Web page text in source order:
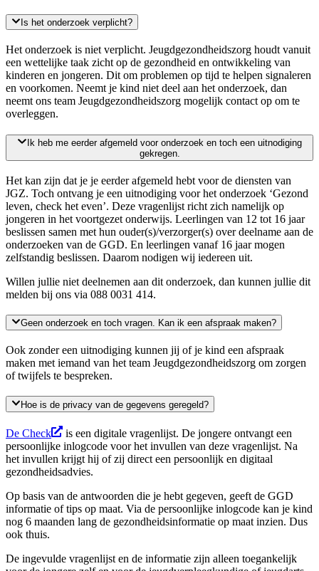
Is het onderzoek verplicht?
Het onderzoek is niet verplicht. Jeugdgezondheidszorg houdt vanuit
een wettelijke taak zicht op de gezondheid en ontwikkeling van
kinderen en jongeren. Dit om problemen op tijd te helpen signaleren
en voorkomen. Neemt je kind niet deel aan het onderzoek, dan
neemt ons team Jeugdgezondheidszorg mogelijk contact op om te
overleggen.
Ik heb me eerder afgemeld voor onderzoek en toch een uitnodiging
gekregen.
Het kan zijn dat je je eerder afgemeld hebt voor de diensten van
JGZ. Toch ontvang je een uitnodiging voor het onderzoek ‘Gezond
leven, check het even’. Deze vragenlijst richt zich namelijk op
jongeren in het voortgezet onderwijs. Leerlingen van 12 tot 16 jaar
beslissen samen met hun ouder(s)/verzorger(s) over deelname aan de
onderzoeken van de GGD. En leerlingen vanaf 16 jaar mogen
zelfstandig beslissen. Daarom nodigen wij iedereen uit.
Willen jullie niet deelnemen aan dit onderzoek, dan kunnen jullie dit
melden bij ons via 088 0031 414.
Geen onderzoek en toch vragen. Kan ik een afspraak maken?
Ook zonder een uitnodiging kunnen jij of je kind een afspraak
maken met iemand van het team Jeugdgezondheidszorg om zorgen
of twijfels te bespreken.
Hoe is de privacy van de gegevens geregeld?
De Check
is een digitale vragenlijst. De jongere ontvangt een
persoonlijke inlogcode voor het invullen van deze vragenlijst. Na
het invullen krijgt hij of zij direct een persoonlijk en digitaal
gezondheidsadvies.
Op basis van de antwoorden die je hebt gegeven, geeft de GGD
informatie of tips op maat. Via de persoonlijke inlogcode kan je kind
nog 6 maanden lang de gezondheidsinformatie op maat inzien. Dus
ook thuis.
De ingevulde vragenlijst en de informatie zijn alleen toegankelijk